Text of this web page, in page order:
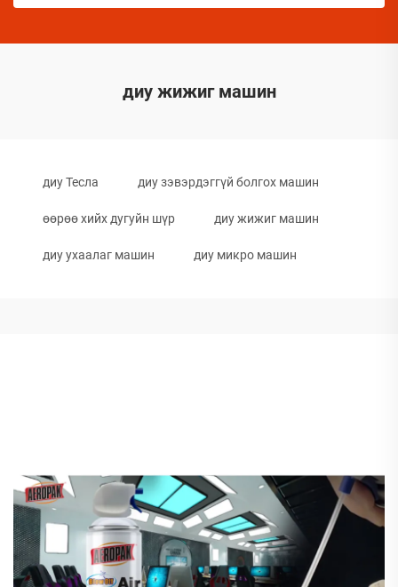
диу жижиг машин
диу Тесла диу зэвэрдэггүй болгох машин
өөрөө хийх дугуйн шүр диу жижиг машин
диу ухаалаг машин диу микро машин